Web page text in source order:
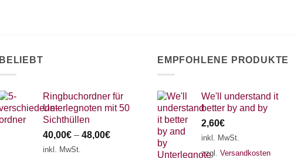
BELIEBT
Ringbuchordner für
Unterlegnoten mit 50
Sichthüllen
40,00€ – 48,00€
inkl. MwSt.
EMPFOHLENE PRODUKTE
We'll understand it
better by and by
2,60€
inkl. MwSt.
zzgl. Versandkosten